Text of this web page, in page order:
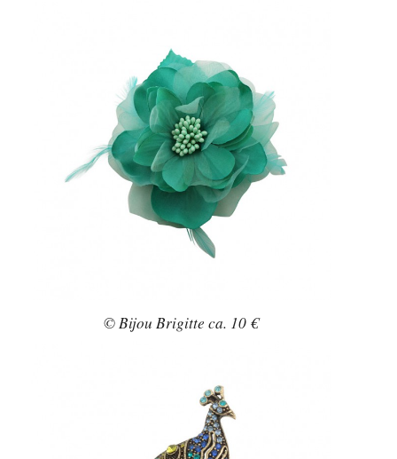
© Bijou Brigitte ca. 10 €